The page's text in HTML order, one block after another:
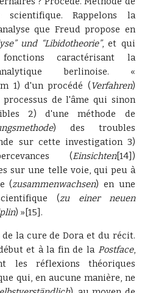
scientifique. Rappelons la
que Freud propose en
und “Libidotheorie”, et qui
caractérisant la
berlinoise. «
1) d'un procédé (Verfahren)
de l'âme qui sinon
2) d'une méthode de
) des troubles
sur cette investigation 3)
(Einsichten[14])
sur une telle voie, qui peu à
(zusammenwachsen) en une
(zu einer neuen
) »[15].
de la cure de Dora et du récit.
et à la fin de la Postface,
les réflexions théoriques
qui, en aucune manière, ne